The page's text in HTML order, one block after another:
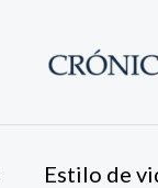
Estilo de